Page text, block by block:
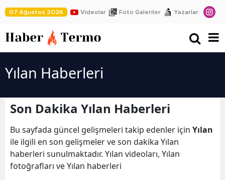
07 Ağustos 2026 Videolar Foto Galeriler Yazarlar
Yılan Haberleri
Son Dakika Yılan Haberleri
Bu sayfada güncel gelişmeleri takip edenler için Yılan
ile ilgili en son gelişmeler ve son dakika Yılan
haberleri sunulmaktadır. Yılan videoları, Yılan
fotoğrafları ve Yılan haberleri